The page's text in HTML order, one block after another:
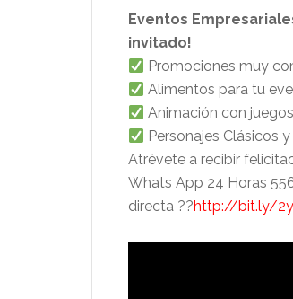
Eventos
invitado!
Promociones muy
Alimentos para tu
Animación con
Personajes Clásicos
Atrévete a recibir
Whats App 24 Horas
directa ??http://bit.ly/
Maria juan perez
hace 1 mes
Muy bien apesar de la lluvia